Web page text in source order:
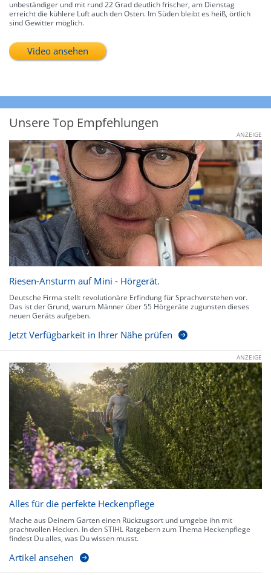
unbeständiger und mit rund 22 Grad deutlich frischer, am Dienstag
erreicht die kühlere Luft auch den Osten. Im Süden bleibt es heiß, örtlich
sind Gewitter möglich.
Video ansehen
Unsere Top Empfehlungen
ANZEIGE
Riesen-Ansturm auf Mini - Hörgerät.
Deutsche Firma stellt revolutionäre Erfindung für Sprachverstehen vor.
Das ist der Grund, warum Männer über 55 Hörgeräte zugunsten dieses
neuen Geräts aufgeben.
Jetzt Verfügbarkeit in Ihrer Nähe prüfen
ANZEIGE
Alles für die perfekte Heckenpflege
Mache aus Deinem Garten einen Rückzugsort und umgebe ihn mit
prachtvollen Hecken. In den STIHL Ratgebern zum Thema Heckenpflege
findest Du alles, was Du wissen musst.
Artikel ansehen